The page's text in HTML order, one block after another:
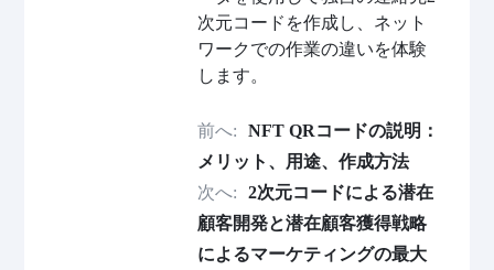
次元コードを作成し、ネット
ワークでの作業の違いを体験
します。
前へ:
NFT QRコードの説明：
メリット、用途、作成方法
次へ:
2次元コードによる潜在
顧客開発と潜在顧客獲得戦略
によるマーケティングの最大